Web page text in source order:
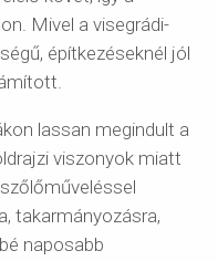
Mivel a visegrádi-
építkezéseknél jól
lassan megindult a
viszonyok miatt
takarmányozásra,
naposabb